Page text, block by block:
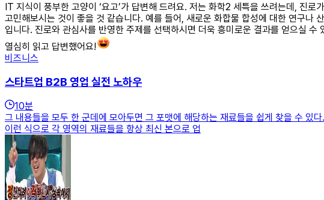
IT 지식이 풍부한 고양이 ‘요고’가 답변해 드려요. 저는 화학2 세특을 쓰려는데, 진
고민해보시는 것이 좋을 것 같습니다. 예를 들어, 새로운 화합물 합성에 대한 연구나
입니다. 진로와 관심사를 반영한 주제를 선택하시면 더욱 흥미로운 결과를 얻으실 수
열심히 읽고 답변했어요!
비즈니스
스타트업 B2B 영업 실전 노하우
10분
그 내용들을 모두 한 군데에 모아두면 그 포맷에 해당하는 재료들을 쉽게 찾을 수 있
이런 식으로 각 영역의 재료들을 항상 최신 본으로 업